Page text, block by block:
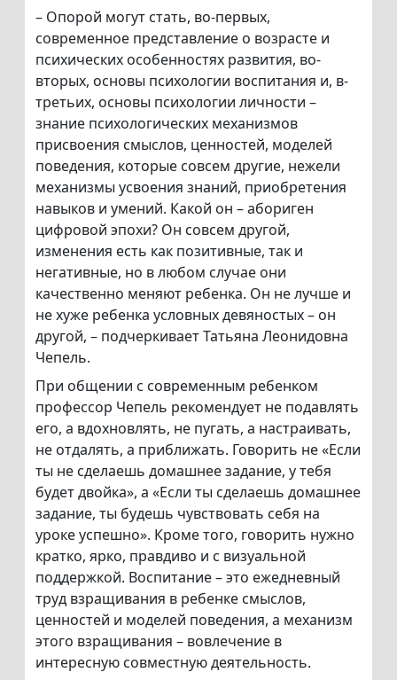
– Опорой могут стать, во-первых,
современное представление о возрасте и
психических особенностях развития, во-
вторых, основы психологии воспитания и, в-
третьих, основы психологии личности –
знание психологических механизмов
присвоения смыслов, ценностей, моделей
поведения, которые совсем другие, нежели
механизмы усвоения знаний, приобретения
навыков и умений. Какой он – абориген
цифровой эпохи? Он совсем другой,
изменения есть как позитивные, так и
негативные, но в любом случае они
качественно меняют ребенка. Он не лучше и
не хуже ребенка условных девяностых – он
другой, – подчеркивает Татьяна Леонидовна
Чепель.
При общении с современным ребенком
профессор Чепель рекомендует не подавлять
его, а вдохновлять, не пугать, а настраивать,
не отдалять, а приближать. Говорить не «Если
ты не сделаешь домашнее задание, у тебя
будет двойка», а «Если ты сделаешь домашнее
задание, ты будешь чувствовать себя на
уроке успешно». Кроме того, говорить нужно
кратко, ярко, правдиво и с визуальной
поддержкой. Воспитание – это ежедневный
труд взращивания в ребенке смыслов,
ценностей и моделей поведения, а механизм
этого взращивания – вовлечение в
интересную совместную деятельность.